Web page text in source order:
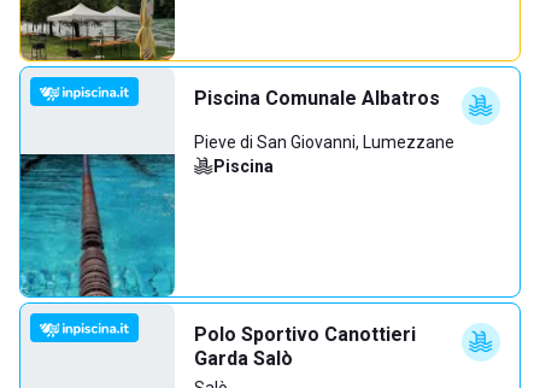
Piscina Comunale Albatros
Pieve di San Giovanni, Lumezzane
Piscina
Polo Sportivo Canottieri
Garda Salò